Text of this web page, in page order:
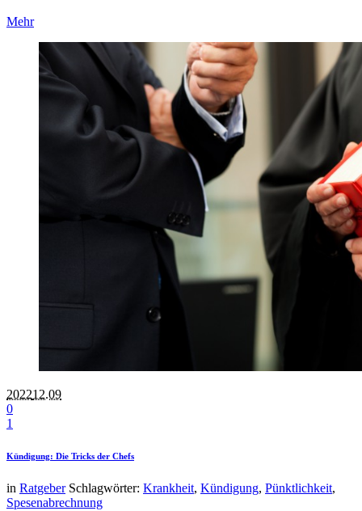
Mehr
202212.09
0
1
Kündigung: Die Tricks der Chefs
in Ratgeber Schlagwörter: Krankheit, Kündigung, Pünktlichkeit,
Spesenabrechnung